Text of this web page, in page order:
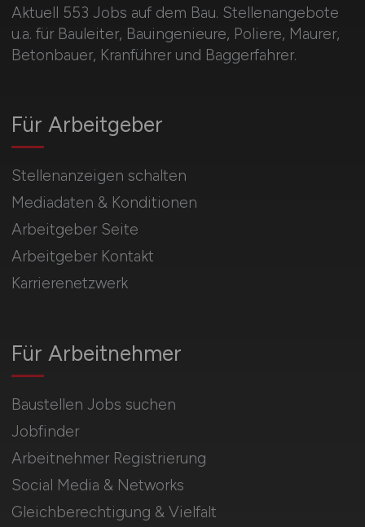
Aktuell 553 Jobs auf dem Bau. Stellenangebote
u.a. für Bauleiter, Bauingenieure, Poliere, Maurer,
Betonbauer, Kranführer und Baggerfahrer.
Für Arbeitnehmer
Baustellen Jobs suchen
Jobfinder
Arbeitnehmer Registrierung
Social Media & Networks
Gleichberechtigung & Vielfalt
Für Arbeitgeber
Stellenanzeigen schalten
Mediadaten & Konditionen
Arbeitgeber Seite
Arbeitgeber Kontakt
Karrierenetzwerk